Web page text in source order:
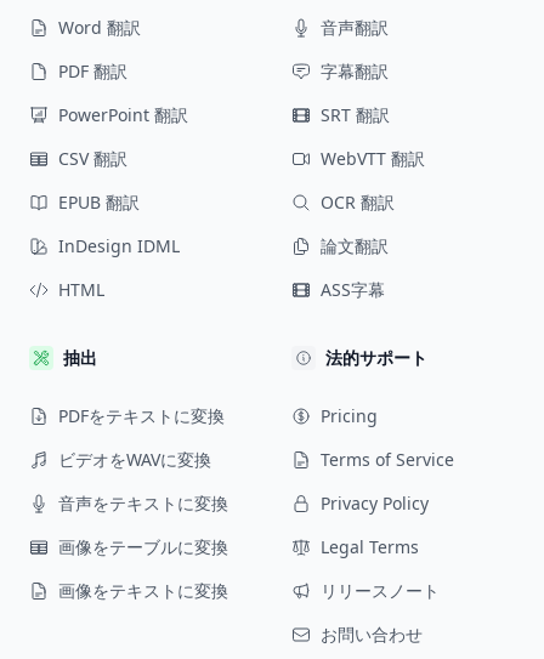
Word 翻訳
PDF 翻訳
PowerPoint 翻訳
CSV 翻訳
EPUB 翻訳
InDesign IDML
HTML
音声翻訳
字幕翻訳
SRT 翻訳
WebVTT 翻訳
OCR 翻訳
論文翻訳
ASS字幕
抽出
PDFをテキストに変換
ビデオをWAVに変換
音声をテキストに変換
画像をテーブルに変換
画像をテキストに変換
法的サポート
Pricing
Terms of Service
Privacy Policy
Legal Terms
リリースノート
お問い合わせ